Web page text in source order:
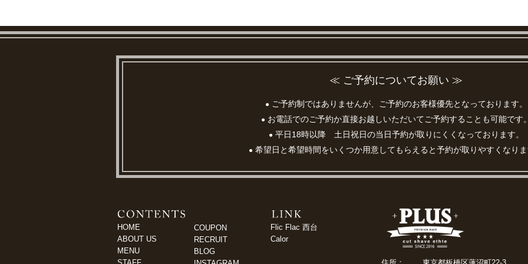
≪ ご予約についてお願い ≫
●ご予約制ではありませんが、ご予約のお客様優先となっております。
●お電話でのご予約か直接お越しいただいてご予約することも可能です
●平日18時以降 土日祝日の当日予約が取りにくくなっております。
●希望日と希望時間をいくつか用意してもらえると予約が取りやすくなり
HOME
ABOUT US
MENU
COUPON
RECRUIT
BLOG
Flic Flac 西台
Calor